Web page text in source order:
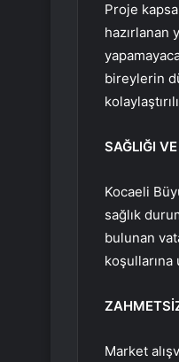
Proje
bireylerin
SAĞLIĞI
Kocaeli
sağlık
bulunan
koşullarına
Market